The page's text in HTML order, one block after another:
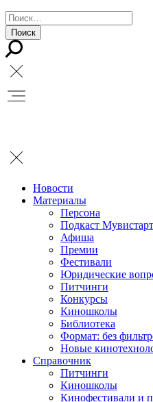
Новости
Материалы
Персона
Подкаст Мувистарт
Афиша
Премии
Фестивали
Юридические
Питчинги
Конкурсы
Киношколы
Библиотека
Формат: без
Новые
Справочник
Питчинги
Киношколы
Кинофестивали и